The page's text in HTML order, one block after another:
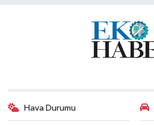
Hava Durumu